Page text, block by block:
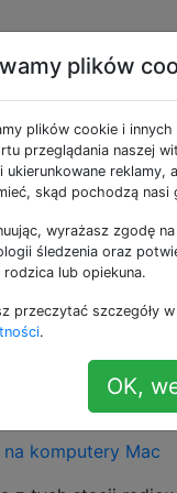
Radio
teraz tylko
z
Jak mogę
plików
plików cookie i
przeglądania naszej
ukierunkowane reklamy,
skąd pochodzą nasi
wyrażasz zgodę
śledzenia oraz
lub opiekuna.
przeczytać szczegóły
.
OK,